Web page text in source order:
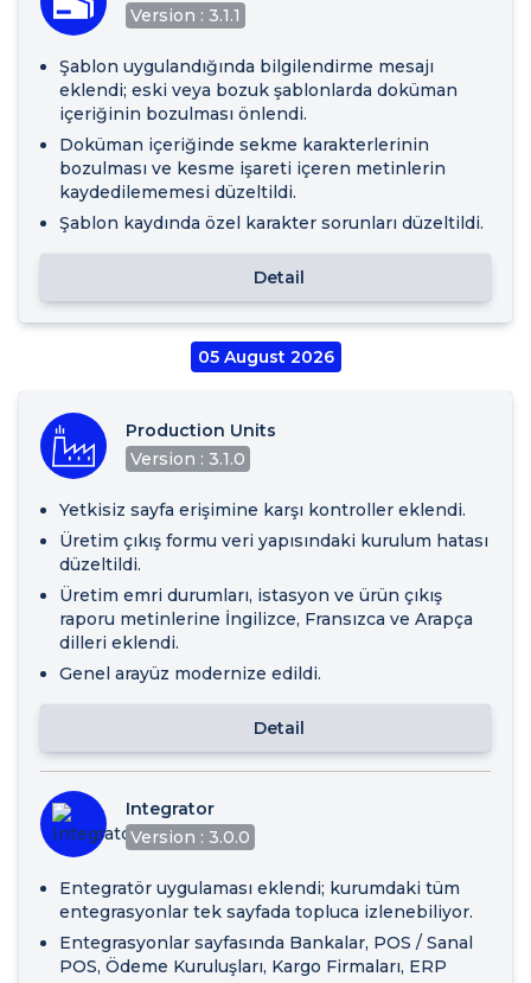
Version : 3.1.1
Şablon uygulandığında bilgilendirme mesajı
eklendi; eski veya bozuk şablonlarda doküman
içeriğinin bozulması önlendi.
Doküman içeriğinde sekme karakterlerinin
bozulması ve kesme işareti içeren metinlerin
kaydedilememesi düzeltildi.
Şablon kaydında özel karakter sorunları düzeltildi.
Detail
05 August 2026
Production Units
Version : 3.1.0
Yetkisiz sayfa erişimine karşı kontroller eklendi.
Üretim çıkış formu veri yapısındaki kurulum hatası
düzeltildi.
Üretim emri durumları, istasyon ve ürün çıkış
raporu metinlerine İngilizce, Fransızca ve Arapça
dilleri eklendi.
Genel arayüz modernize edildi.
Detail
Integrator
Version : 3.0.0
Entegratör uygulaması eklendi; kurumdaki tüm
entegrasyonlar tek sayfada topluca izlenebiliyor.
Entegrasyonlar sayfasında Bankalar, POS / Sanal
POS, Ödeme Kuruluşları, Kargo Firmaları, ERP